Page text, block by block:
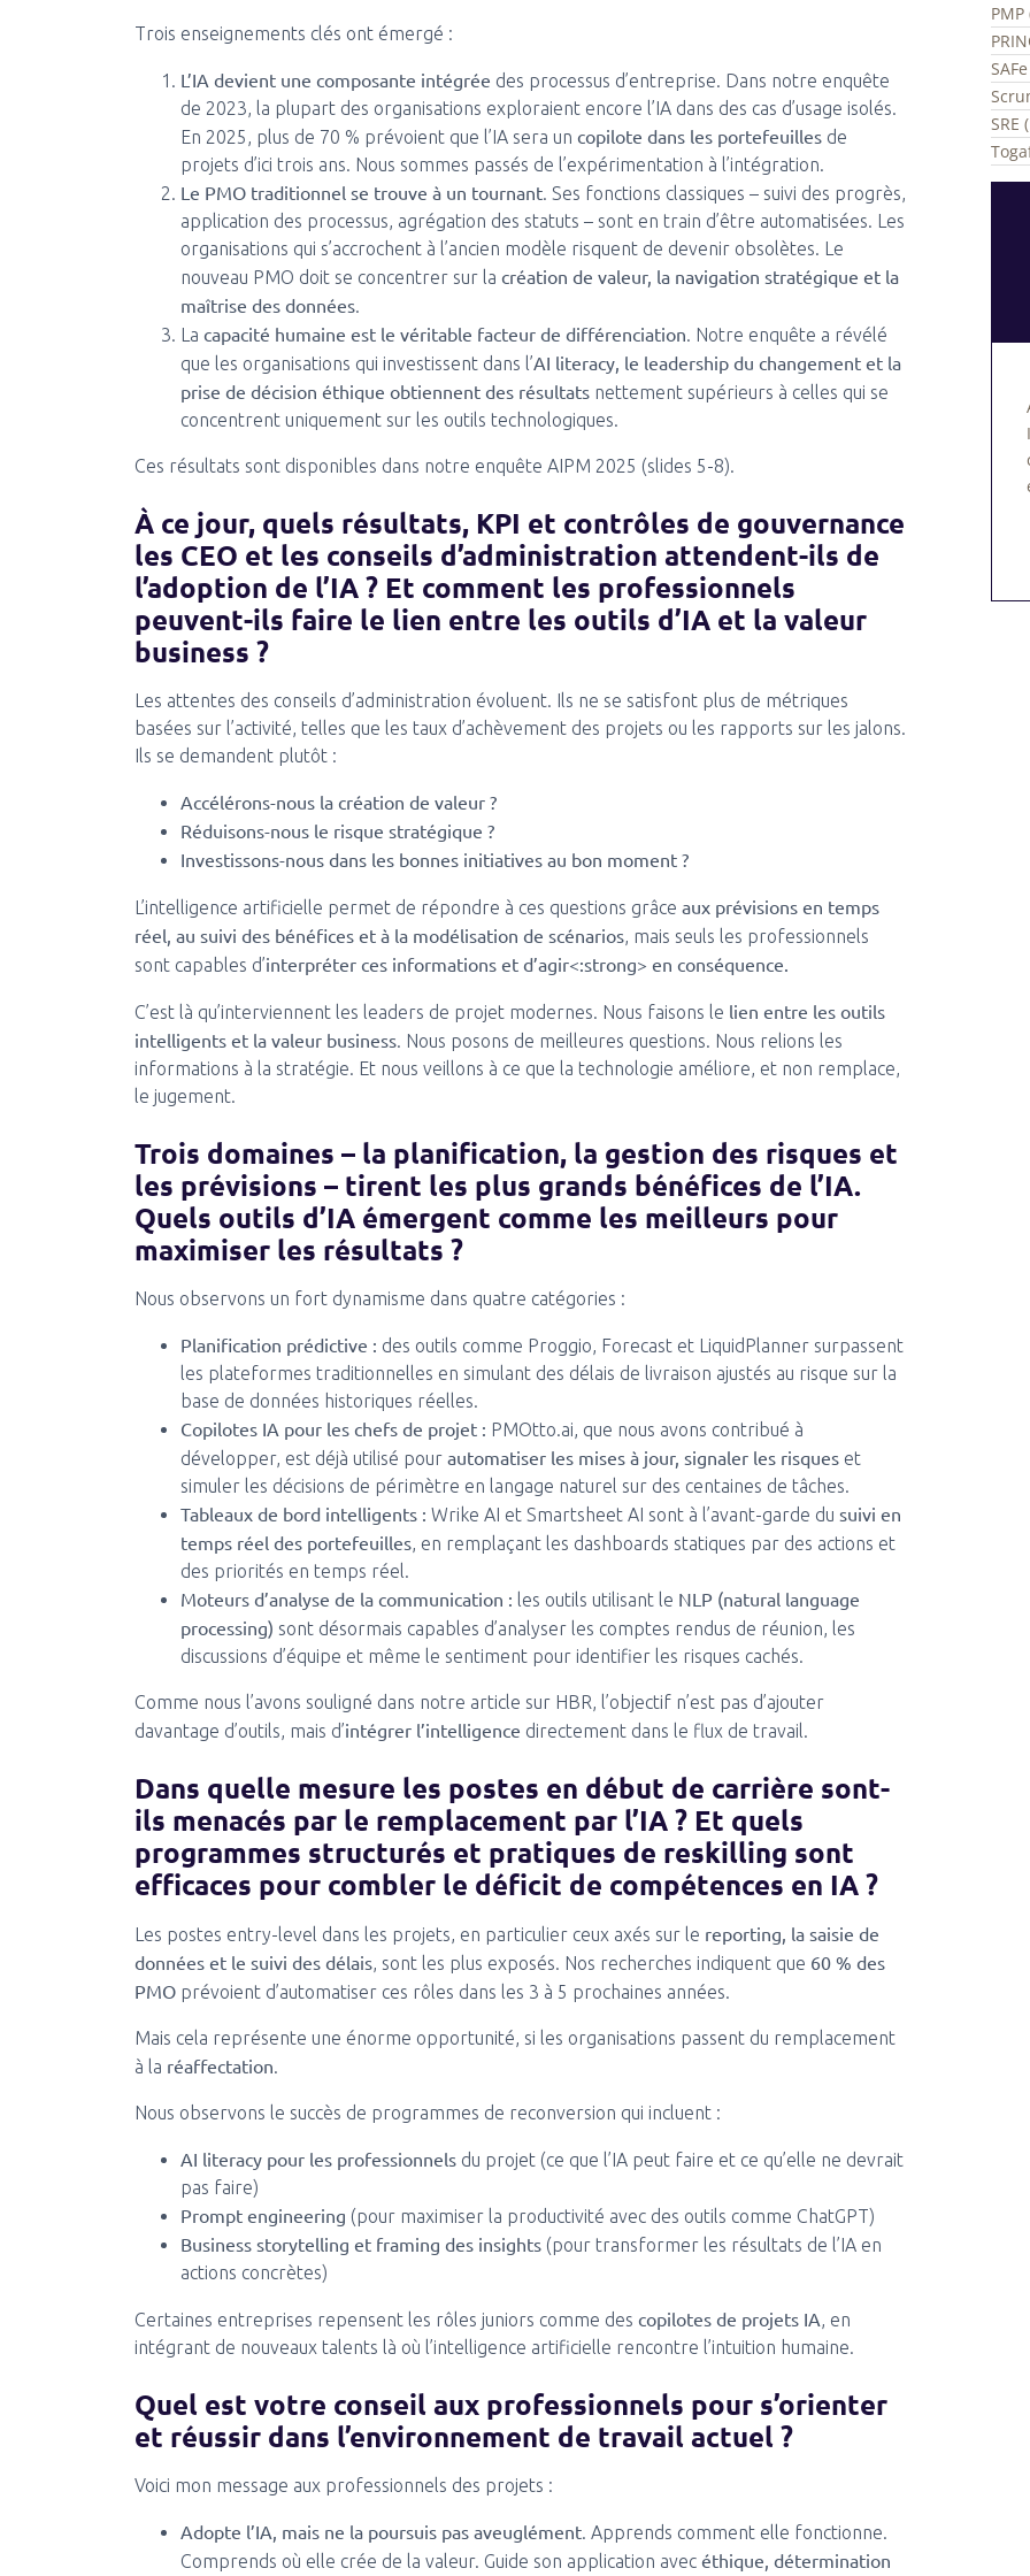
PMP
SRE
Trois enseignements clés ont émergé :
L’IA devient une composante intégrée des processus d’entreprise. Dans notre enquête
de 2023, la plupart des organisations exploraient encore l’IA dans des cas d’usage isolés.
En 2025, plus de 70 % prévoient que l’IA sera uncopilote dans les portefeuilles de
projets d’ici trois ans. Nous sommes passés de l’expérimentation à l’intégration.
Le PMO traditionnel se trouve à un tournant. Ses fonctions classiques – suivi des progrès,
application des processus, agrégation des statuts – sont en train d’être automatisées. Les
organisations qui s’accrochent à l’ancien modèle risquent de devenir obsolètes. Le
nouveau PMO doit se concentrer sur lacréation de valeur, la navigation stratégique et la
maîtrise des données.
Lacapacité humaine est le véritable facteur de différenciation. Notre enquête a révélé
que les organisations qui investissent dans l’AI literacy, le leadership du changement et la
prise de décision éthique obtiennent des résultats nettement supérieurs à celles qui se
concentrent uniquement sur les outils technologiques.
Ces résultats sont disponibles dans notre enquête AIPM 2025 (slides 5-8).
À ce jour, quels résultats, KPI et contrôles de gouvernance
les CEO et les conseils d’administration attendent-ils de
l’adoption de l’IA ? Et comment les professionnels
peuvent-ils faire le lien entre les outils d’IA et la valeur
business ?
Les attentes des conseils d’administration évoluent. Ils ne se satisfont plus de métriques
basées sur l’activité, telles que les taux d’achèvement des projets ou les rapports sur les jalons.
Ils se demandent plutôt :
Accélérons-nous la création de valeur ?
Réduisons-nous le risque stratégique ?
Investissons-nous dans les bonnes initiatives au bon moment ?
L’intelligence artificielle permet de répondre à ces questions grâceaux prévisions en temps
réel, au suivi des bénéfices et à la modélisation de scénarios, mais seuls les professionnels
sont capables d’interpréter ces informations et d’agir<:strong> en conséquence.
C’est là qu’interviennent les leaders de projet modernes. Nous faisons le lien entre les outils
intelligents et la valeur business. Nous posons de meilleures questions. Nous relions les
informations à la stratégie. Et nous veillons à ce que la technologie améliore, et non remplace,
le jugement.
Trois domaines – la planification, la gestion des risques et
les prévisions – tirent les plus grands bénéfices de l’IA.
Quels outils d’IA émergent comme les meilleurs pour
maximiser les résultats ?
Nous observons un fort dynamisme dans quatre catégories :
Planification prédictive : des outils comme Proggio, Forecast et LiquidPlanner surpassent
les plateformes traditionnelles en simulant des délais de livraison ajustés au risque sur la
base de données historiques réelles.
Copilotes IA pour les chefs de projet : PMOtto.ai, que nous avons contribué à
développer, est déjà utilisé pourautomatiser les mises à jour, signaler les risques et
simuler les décisions de périmètre en langage naturel sur des centaines de tâches.
Tableaux de bord intelligents :Wrike AI et Smartsheet AI sont à l’avant-garde du suivi en
temps réel des portefeuilles, en remplaçant les dashboards statiques par des actions et
des priorités en temps réel.
Moteurs d’analyse de la communication : les outils utilisant le NLP (natural language
processing) sont désormais capables d’analyser les comptes rendus de réunion, les
discussions d’équipe et même le sentiment pour identifier les risques cachés.
Comme nous l’avons souligné dans notre article sur HBR, l’objectif n’est pas d’ajouter
davantage d’outils, mais d’intégrer l’intelligence directement dans le flux de travail.
Dans quelle mesure les postes en début de carrière sont-
ils menacés par le remplacement par l’IA ? Et quels
programmes structurés et pratiques de reskilling sont
efficaces pour combler le déficit de compétences en IA ?
Les postes entry-level dans les projets, en particulier ceux axés sur le reporting, la saisie de
données et le suivi des délais, sont les plus exposés. Nos recherches indiquent que 60 % des
PMO prévoient d’automatiser ces rôles dans les 3 à 5 prochaines années.
Mais cela représente une énorme opportunité, si les organisations passent du remplacement
à la réaffectation.
Nous observons le succès de programmes de reconversion qui incluent :
AI literacy pour les professionnels du projet (ce que l’IA peut faire et ce qu’elle ne devrait
pas faire)
Prompt engineering (pour maximiser la productivité avec des outils comme ChatGPT)
Business storytelling et framing des insights (pour transformer les résultats de l’IA en
actions concrètes)
Certaines entreprises repensent les rôles juniors comme des copilotes de projets IA, en
intégrant de nouveaux talents là où l’intelligence artificielle rencontre l’intuition humaine.
Quel est votre conseil aux professionnels pour s’orienter
et réussir dans l’environnement de travail actuel ?
Voici mon message aux professionnels des projets :
Adopte l’IA, mais ne la poursuis pas aveuglément. Apprends comment elle fonctionne.
Comprends où elle crée de la valeur. Guide son application avecéthique, détermination